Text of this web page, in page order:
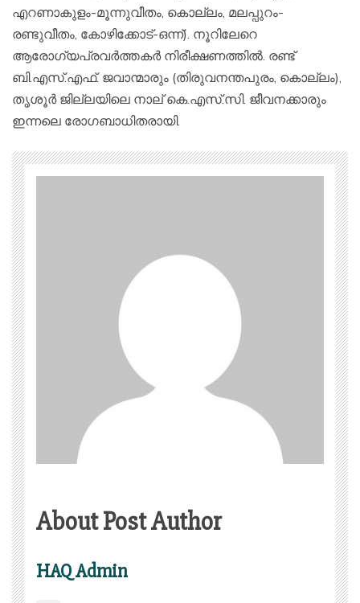
എറണാകുളം-മൂന്നുവീതം, കൊല്ലം, മലപ്പുറം-
രണ്ടുവീതം, കോഴിക്കോട്‌-ഒന്ന്‌). നൂറിലേറെ
ആരോഗ്യപ്രവര്‍ത്തകര്‍ നിരീക്ഷണത്തില്‍. രണ്ട്‌
ബി.എസ്‌.എഫ്‌. ജവാന്മാരും (തിരുവനന്തപുരം, കൊല്ലം),
തൃശൂര്‍ ജില്ലയിലെ നാല്‌ കെ.എസ്‌.സി. ജീവനക്കാരും
ഇന്നലെ രോഗബാധിതരായി.
About Post Author
HAQ Admin